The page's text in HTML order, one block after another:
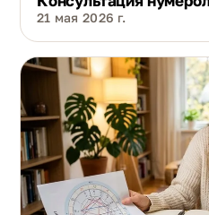
21 мая 2026 г.